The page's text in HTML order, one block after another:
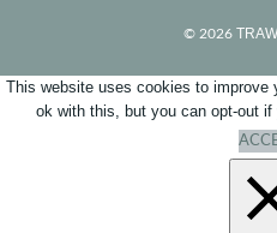
© 2026
This website uses cookies to improve
ok with this, but you can opt-out if